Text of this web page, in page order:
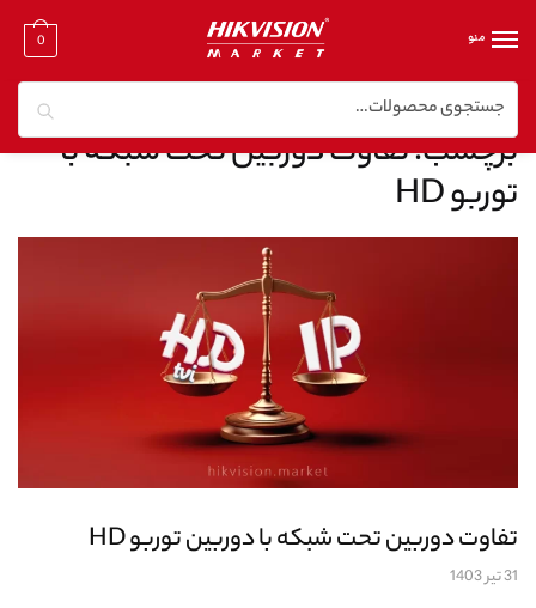
منو 0
خانه / نوشته‌های برچسب شده “تفاوت دوربین تحت شبکه با توربو HD”
برچسب:تفاوت دوربین تحت شبکه با
توربو HD
تفاوت دوربین تحت شبکه با دوربین توربو HD
31 تیر 1403